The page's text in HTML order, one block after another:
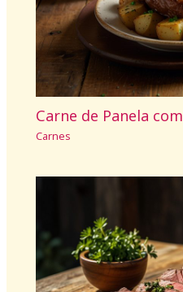
Carne de Panela
Carnes